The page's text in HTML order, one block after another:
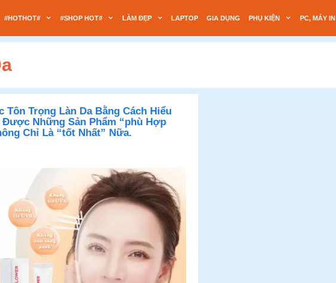
#HOTHOT# #SHOP HOT# LÀM ĐẸP LAPTOP GIA DỤNG PHỤ KIỆN PC, MÁY IN
Trọng Làn Da Bằng Cách Hiểu
Được Những Sản Phẩm “phù Hợp
Chỉ Là “tốt Nhất” Nữa.